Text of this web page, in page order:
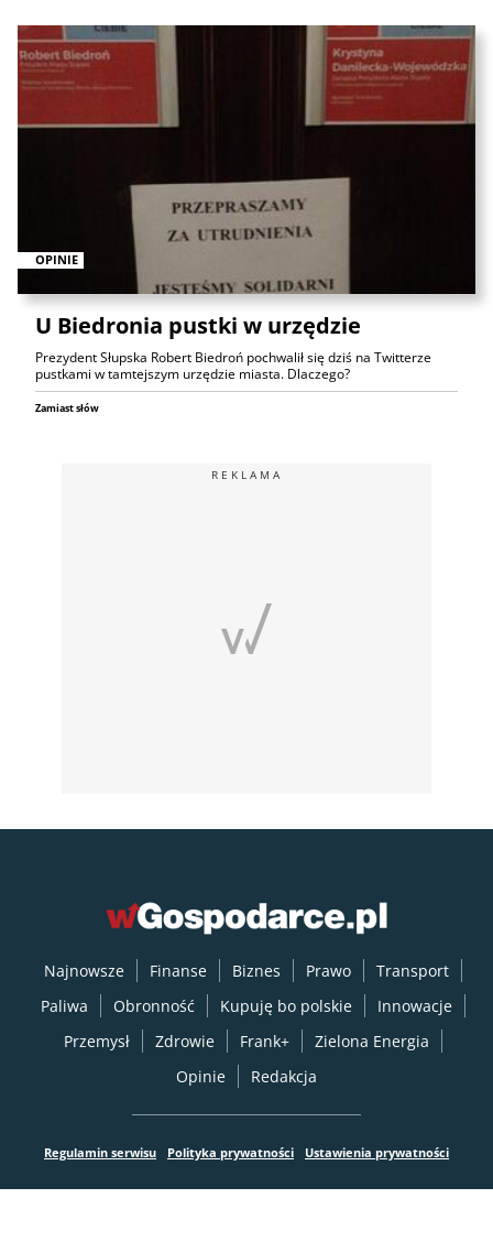
OPINIE
U Biedronia pustki w urzędzie
Prezydent Słupska Robert Biedroń pochwalił się dziś na Twitterze
pustkami w tamtejszym urzędzie miasta. Dlaczego?
Zamiast słów
REKLAMA
Najnowsze Finanse Biznes Prawo
Transport
Paliwa
Obronność Kupuję bo polskie
Innowacje
Przemysł
Zdrowie Frank+
Zielona Energia
Opinie
Redakcja
Regulamin serwisu Polityka prywatności Ustawienia prywatności